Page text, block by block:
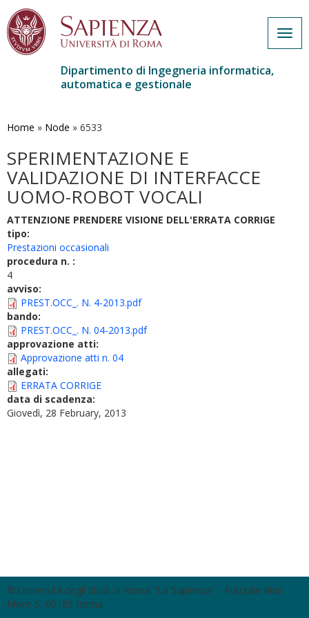
contenuto
Dipartimento di Ingegneria informatica,
automatica e gestionale
Home » Node » 6533
SPERIMENTAZIONE E
VALIDAZIONE DI INTERFACCE
UOMO-ROBOT VOCALI
ATTENZIONE PRENDERE VISIONE DELL'ERRATA CORRIGE
tipo:
Prestazioni occasionali
procedura n. :
4
avviso:
PREST.OCC_. N. 4-2013.pdf
bando:
PREST.OCC_. N. 04-2013.pdf
approvazione atti:
Approvazione atti n. 04
allegati:
ERRATA CORRIGE
data di scadenza:
Giovedì, 28 February, 2013
© Università degli Studi di Roma "La Sapienza" - Piazzale Aldo
Moro 5, 00185 Roma